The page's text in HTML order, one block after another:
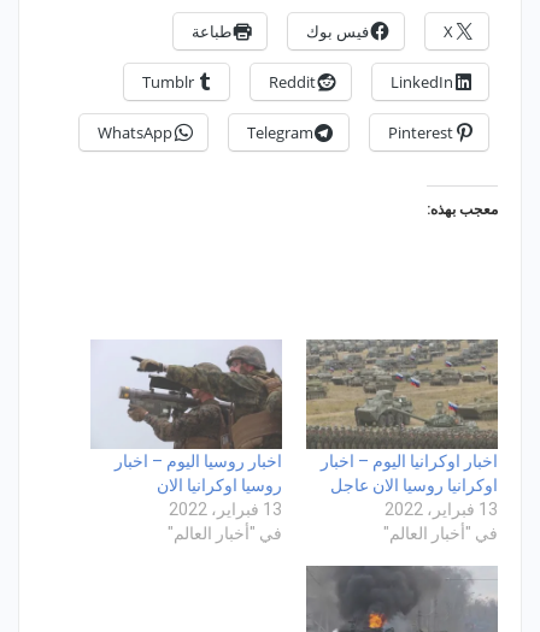
X فيس بوك طباعة
LinkedIn
Reddit
Tumblr
Pinterest
Telegram
WhatsApp
معجب بهذه:
اخبار اوكرانيا اليوم – اخبار
اوكرانيا روسيا الان عاجل
13 فبراير، 2022
في "أخبار العالم"
اخبار روسيا اليوم – اخبار
روسيا اوكرانيا الان
13 فبراير، 2022
في "أخبار العالم"